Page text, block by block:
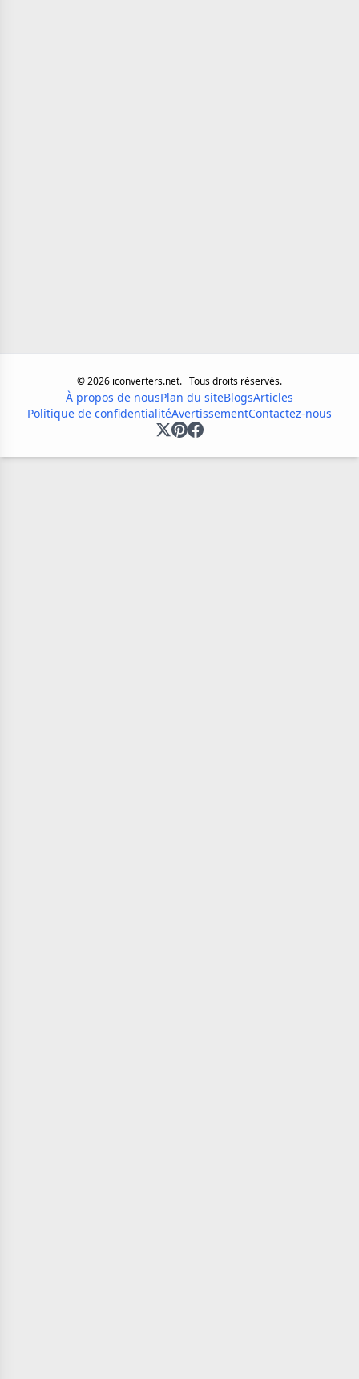
©2026 iconverters.net. Tous droits réservés.
À propos de nousPlan du siteBlogsArticles
Politique de confidentialitéAvertissementContactez-nous